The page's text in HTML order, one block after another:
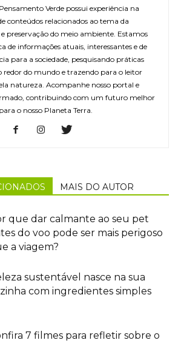
Verde possui experiência na
conteúdos relacionados ao tema da
preservação do meio ambiente. Estamos
de informações atuais, interessantes e de
para a sociedade, pesquisando práticas
redor do mundo e trazendo para o leitor
natureza. Acompanhe nosso portal e
contribuindo com um futuro melhor
para o nosso Planeta Terra.
MAIS DO AUTOR
que dar calmante ao seu pet
do voo pode ser mais perigoso
a viagem?
sustentável nasce na sua
com ingredientes simples
7 filmes para refletir sobre o